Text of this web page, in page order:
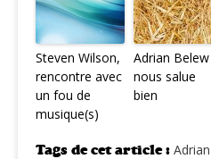
Steven Wilson,
rencontre avec
un fou de
musique(s)
Adrian Belew
nous salue
bien
Tags de cet article :